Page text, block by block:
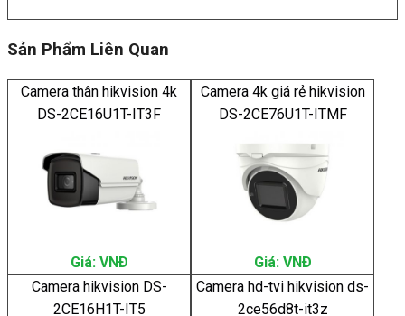
Sản Phẩm Liên Quan
Camera thân hikvision 4k
DS-2CE16U1T-IT3F
Giá: VNÐ
Camera 4k giá rẻ hikvision
DS-2CE76U1T-ITMF
Giá: VNÐ
Camera hikvision DS-
2CE16H1T-IT5
Camera hd-tvi hikvision ds-
2ce56d8t-it3z